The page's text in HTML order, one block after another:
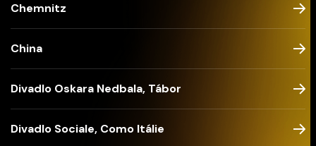
Chemnitz
China
Divadlo Oskara Nedbala, Tábor
Divadlo Sociale, Como Itálie